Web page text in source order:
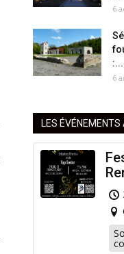
6
:...
6
LES ÉVÉNEMENTS